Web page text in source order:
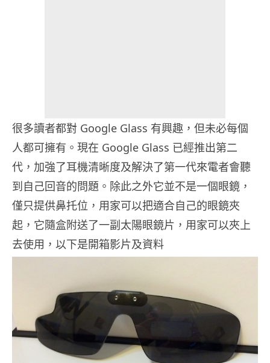
很多讀者都對 Google Glass 有興趣，但未必每個
人都可擁有。現在 Google Glass 已經推出第二
代，加強了耳機清晰度及解決了第一代來電者會聽
到自己回音的問題。除此之外它並不是一個眼鏡，
僅只提供鼻托位，用家可以把適合自己的眼鏡夾
起，它隨盒附送了一副太陽眼鏡片，用家可以夾上
去使用，以下是開箱影片及資料